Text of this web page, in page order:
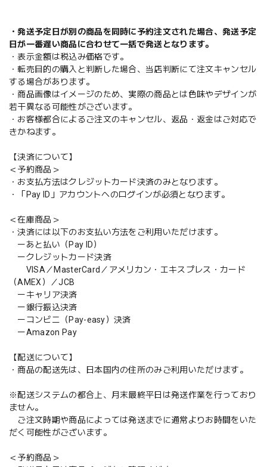
・発送予定日が別の商品を同時に予約注文された場合、発送予定
日が一番遅い商品に合わせて一括で発送となります。
・表示金額は税込み価格です。
・転売目的の購入と判断した場合、当店判断にて注文キャンセル
する場合があります。
・商品画像はイメージのため、実際の商品とは色味やデザインが
若干異なる可能性がございます。
・お客様都合によるご注文のキャンセル、返品・返金はご対応で
きかねます。
【決済について】
＜予約商品＞
・お支払方法はクレジットカード決済のみとなります。
・「Pay ID」アカウントへのログインが必須となります。
＜在庫商品＞
・決済には以下のお支払い方法をご利用いただけます。
ーあと払い（Pay ID）
ークレジットカード決済
VISA／MasterCard／アメリカン・エキスプレス・カード
（AMEX）／JCB
ーキャリア決済
ー銀行振込決済
ーコンビニ（Pay-easy）決済
ーAmazon Pay
【配送について】
・商品の配送先は、日本国内の住所のみご利用いただけます。
※配送システムの都合上、月末最終平日は発送作業を行っており
ません。
ご注文時期や商品によっては発送までに通常よりお時間をいた
だく可能性がございます。
＜予約商品＞